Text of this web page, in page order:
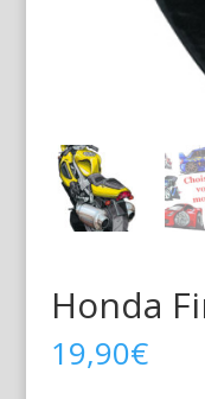
Honda
19,90€